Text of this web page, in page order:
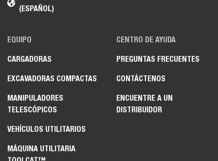
(ESPAÑOL)
EQUIPO
CARGADORAS
EXCAVADORAS COMPACTAS
MANIPULADORES
TELESCÓPICOS
VEHÍCULOS UTILITARIOS
MÁQUINA UTILITARIA
CENTRO DE AYUDA
PREGUNTAS FRECUENTES
CONTÁCTENOS
ENCUENTRE A UN
DISTRIBUIDOR